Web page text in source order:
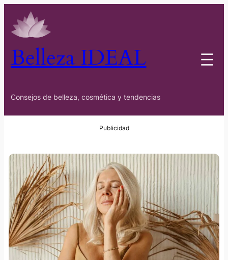
Belleza IDEAL
Consejos de belleza, cosmética y tendencias